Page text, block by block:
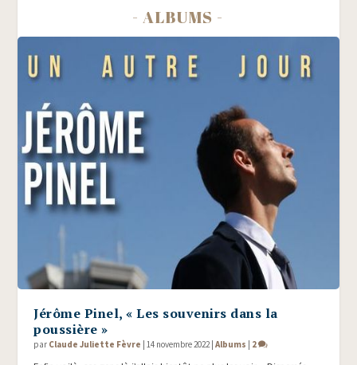
- ALBUMS -
Jérôme Pinel, « Les souvenirs dans la
poussière »
par Claude Juliette Fèvre |14 novembre 2022|Albums 2